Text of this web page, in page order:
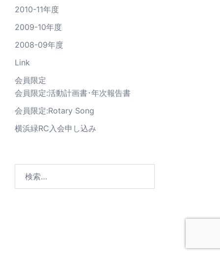
2010-11年度
2009-10年度
2008-09年度
Link
会員限定
会員限定:活動計画書･年次報告書
会員限定:Rotary Song
横浜緑RC入会申し込み